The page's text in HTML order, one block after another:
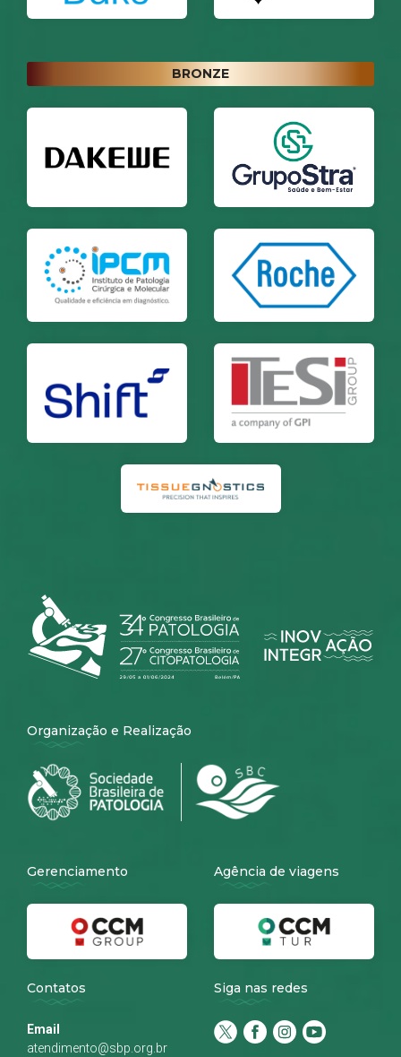
BRONZE
Organização e Realização
Gerenciamento Agência de viagens
Contatos
Email
atendimento@sbp.org.br
Siga nas redes